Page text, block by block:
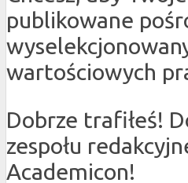
publikowane
wartościowych
Dobrze trafiłeś!
zespołu
Academicon!